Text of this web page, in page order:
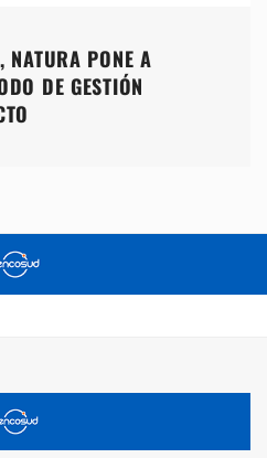
NATURA PONE A
DE GESTIÓN